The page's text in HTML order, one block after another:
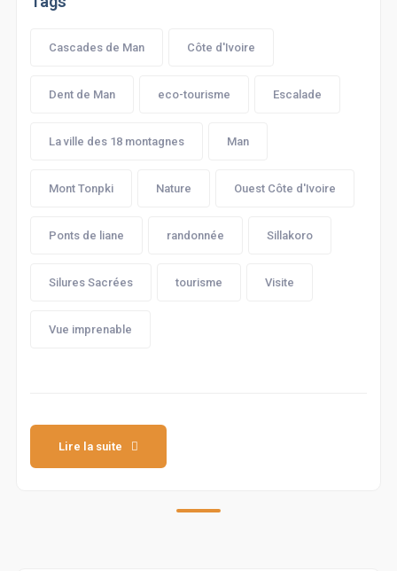
Cascades de Man Côte d'Ivoire
Dent de Man eco-tourisme Escalade
La ville des 18 montagnes Man
Mont Tonpki Nature Ouest Côte d'Ivoire
Ponts de liane randonnée Sillakoro
Silures Sacrées tourisme Visite
Vue imprenable
Lire la suite